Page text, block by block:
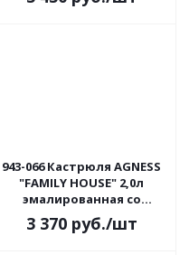
943-066 Кастрюля AGNESS
"FAMILY HOUSE" 2,0л
эмалированная со
стеклянной крышкой
3 370руб./шт